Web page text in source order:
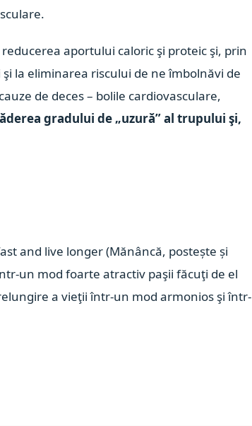
aportului caloric şi proteic şi, prin
la eliminarea riscului de ne îmbolnăvi de
de deces – bolile cardiovasculare,
gradului de „uzură” al trupului şi,
and live longer (Mănâncă, postește și
un mod foarte atractiv paşii făcuţi de el
a vieţii într-un mod armonios şi într-